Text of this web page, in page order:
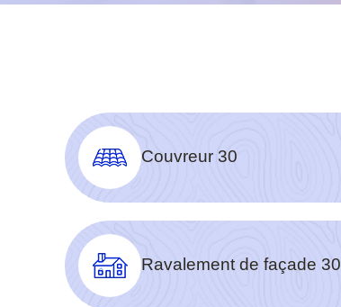
Couvreur 30
Ravalement de façade 30